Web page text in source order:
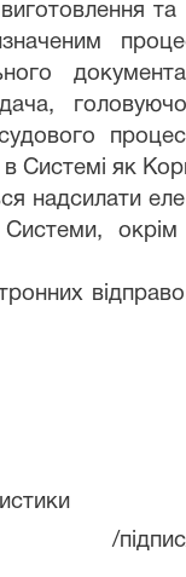
Системі як
надсилати
/